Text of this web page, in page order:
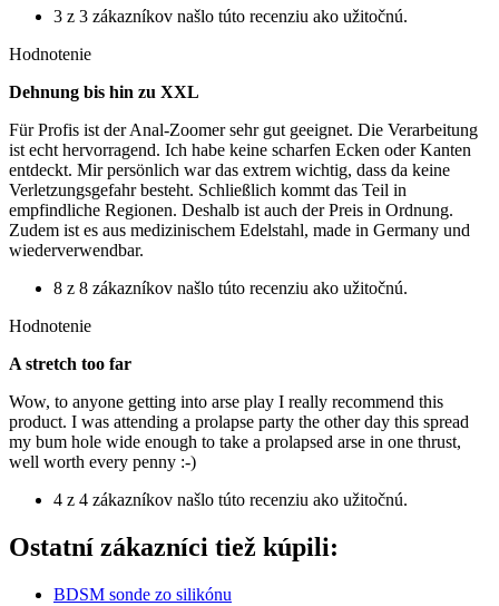
3 z 3 zákazníkov našlo túto recenziu ako užitočnú.
Hodnotenie
Dehnung bis hin zu XXL
Für Profis ist der Anal-Zoomer sehr gut geeignet. Die Verarbeitung
ist echt hervorragend. Ich habe keine scharfen Ecken oder Kanten
entdeckt. Mir persönlich war das extrem wichtig, dass da keine
Verletzungsgefahr besteht. Schließlich kommt das Teil in
empfindliche Regionen. Deshalb ist auch der Preis in Ordnung.
Zudem ist es aus medizinischem Edelstahl, made in Germany und
wiederverwendbar.
8 z 8 zákazníkov našlo túto recenziu ako užitočnú.
Hodnotenie
A stretch too far
Wow, to anyone getting into arse play I really recommend this
product. I was attending a prolapse party the other day this spread
my bum hole wide enough to take a prolapsed arse in one thrust,
well worth every penny :-)
4 z 4 zákazníkov našlo túto recenziu ako užitočnú.
Ostatní zákazníci tiež kúpili:
BDSM sonde zo silikónu